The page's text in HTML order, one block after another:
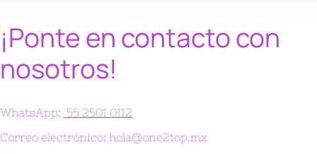
¡Ponte en contacto con
nosotros!
WhatsApp: 55 2501 0112
Correo electrónico: hola@one2top.mx